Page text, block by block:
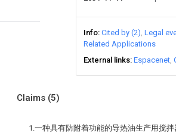
Info Cited by (2) Legal
Related Applications
External links Espacenet
Claims (5)
1.一种具有防附着功能的导热油生产用搅